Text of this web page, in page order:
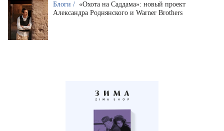
Блоги / «Охота на Саддама»: новый проект
Александра Роднянского и Warner Brothers